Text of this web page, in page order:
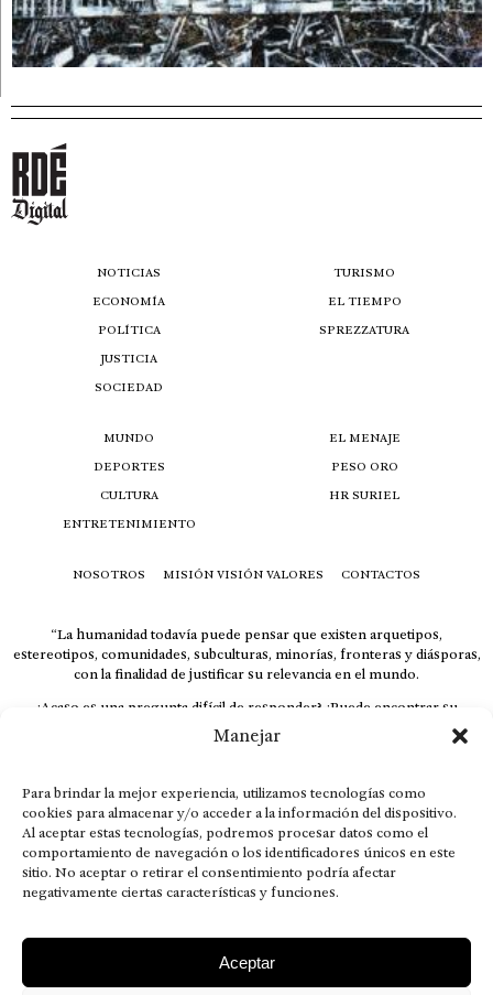
Manejar
Para brindar la mejor experiencia, utilizamos tecnologías como
cookies para almacenar y/o acceder a la información del dispositivo.
Al aceptar estas tecnologías, podremos procesar datos como el
comportamiento de navegación o los identificadores únicos en este
sitio. No aceptar o retirar el consentimiento podría afectar
negativamente ciertas características y funciones.
Aceptar
NOTICIAS
ECONOMÍA
POLÍTICA
JUSTICIA
SOCIEDAD
TURISMO
EL TIEMPO
SPREZZATURA
MUNDO
DEPORTES
CULTURA
ENTRETENIMIENTO
EL MENAJE
PESO ORO
HR SURIEL
NOSOTROS MISIÓN VISIÓN VALORES CONTACTOS
“La humanidad todavía puede pensar que existen arquetipos,
estereotipos, comunidades, subculturas, minorías, fronteras y diásporas,
con la finalidad de justificar su relevancia en el mundo.
¿Acaso es una pregunta difícil de responder? ¿Puede encontrar su
respuesta al instante, otorgando al receptor cuestionado espacio y
velocidad suficiente para responder correctamente? De no ser así, el que
El concepto de familia no está limitado exclusivamente a la sangre; seres
que surgen en nuestro diario vivir suelen pesar más que los
emparentados. Más bien, el apego de estas dos versiones de seres
queridos mueve ideales provenientes de sus vivencias.
This is for nuestra gente.” – HRSuriel